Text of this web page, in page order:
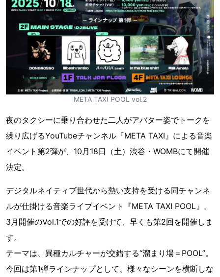
META TAXI POOL vol.2
夜のタクシーに乗り合わせた二人がアバター姿でトークを
繰り広げるYouTubeチャンネル『META TAXI』による音楽
イベント第2弾が、10月18日（土）渋谷・WOMBにて開催
決定。
デジタルネイティブ世代から熱い支持を受ける同チャンネ
ルが仕掛ける音楽ライブイベント『META TAXI POOL』。
3月開催のVol.1での好評を受けて、早くも第2回を開催しま
す。
テーマは、異種カルチャーが交錯する“溜まり場＝POOL”。
今回は第1弾ラインナップとして、様々なシーンを横断しな